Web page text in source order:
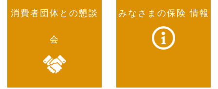
消費者団体との懇談
会
みなさまの保険 情報